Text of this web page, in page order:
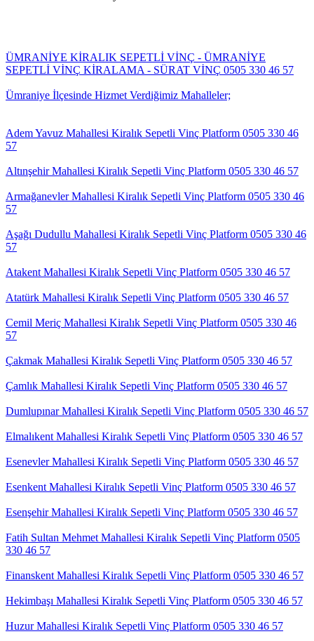
ÜMRANİYE KİRALIK SEPETLİ VİNÇ - ÜMRANİYE
SEPETLİ VİNÇ KİRALAMA - SÜRAT VİNÇ 0505 330 46 57
Ümraniye İlçesinde Hizmet Verdiğimiz Mahalleler;
Adem Yavuz Mahallesi Kiralık Sepetli Vinç Platform 0505 330 46
57
Altınşehir Mahallesi Kiralık Sepetli Vinç Platform 0505 330 46 57
Armağanevler Mahallesi Kiralık Sepetli Vinç Platform 0505 330 46
57
Aşağı Dudullu Mahallesi Kiralık Sepetli Vinç Platform 0505 330 46
57
Atakent Mahallesi Kiralık Sepetli Vinç Platform 0505 330 46 57
Atatürk Mahallesi Kiralık Sepetli Vinç Platform 0505 330 46 57
Cemil Meriç Mahallesi Kiralık Sepetli Vinç Platform 0505 330 46
57
Çakmak Mahallesi Kiralık Sepetli Vinç Platform 0505 330 46 57
Çamlık Mahallesi Kiralık Sepetli Vinç Platform 0505 330 46 57
Dumlupınar Mahallesi Kiralık Sepetli Vinç Platform 0505 330 46 57
Elmalıkent Mahallesi Kiralık Sepetli Vinç Platform 0505 330 46 57
Esenevler Mahallesi Kiralık Sepetli Vinç Platform 0505 330 46 57
Esenkent Mahallesi Kiralık Sepetli Vinç Platform 0505 330 46 57
Esenşehir Mahallesi Kiralık Sepetli Vinç Platform 0505 330 46 57
Fatih Sultan Mehmet Mahallesi Kiralık Sepetli Vinç Platform 0505
330 46 57
Finanskent Mahallesi Kiralık Sepetli Vinç Platform 0505 330 46 57
Hekimbaşı Mahallesi Kiralık Sepetli Vinç Platform 0505 330 46 57
Huzur Mahallesi Kiralık Sepetli Vinç Platform 0505 330 46 57